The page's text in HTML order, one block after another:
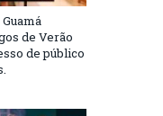
de Verão
de público